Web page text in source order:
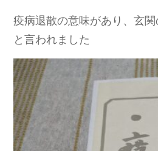
疫病退散の意味があり、玄
と言われました